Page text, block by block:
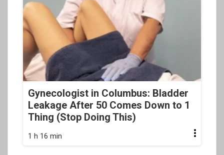
Gynecologist in Columbus: Bladder
Leakage After 50 Comes Down to 1
Thing (Stop Doing This)
1 h 16 min